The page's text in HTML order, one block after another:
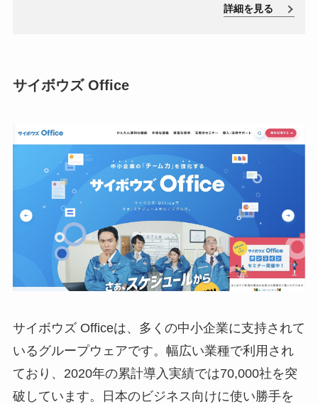
門（販売、カスタマーサービス、フィールドサービス、
詳細を見る
サイボウ ズ Office
サイボウズ Officeは、多くの中小企業に支持されて
いるグループウェアです。幅広い業種で利用され
ており、2020年の累計導入実績では70,000社を突
破しています。日本のビジネス向けに使い勝手を